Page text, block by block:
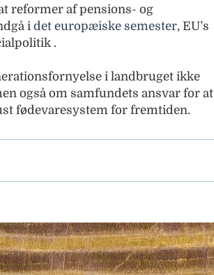
reformer af pensions- og
i det europæiske semester, EU’s
.
i landbruget ikke
også om samfundets ansvar for at
fødevaresystem for fremtiden.